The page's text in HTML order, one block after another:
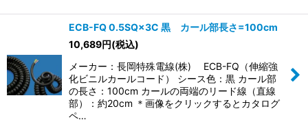
ECB-FQ 0.5SQ×3C 黒 カール部長さ=100cm
10,689円(税込)
メーカー：長岡特殊電線(株) ECB-FQ（伸縮強
化ビニルカールコード） シース色：黒 カール部
の長さ：100cm カールの両端のリード線（直線
部）：約20cm ＊画像をクリックするとカタログ
ペ…